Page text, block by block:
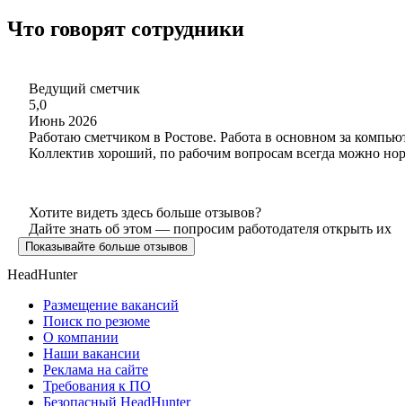
Что говорят сотрудники
Ведущий сметчик
5,0
Июнь 2026
Работаю сметчиком в Ростове. Работа в основном за
Коллектив хороший, по рабочим вопросам всегда можно
Хотите видеть здесь больше отзывов?
Дайте знать об этом — попросим работодателя открыть их
Показывайте больше отзывов
HeadHunter
Размещение вакансий
Поиск по резюме
О компании
Наши вакансии
Реклама на сайте
Требования к ПО
Безопасный HeadHunter